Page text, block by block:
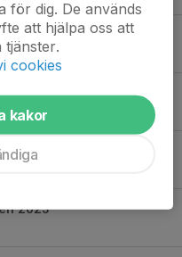
2023
för dig. De används
att hjälpa oss att
cookies
kakor